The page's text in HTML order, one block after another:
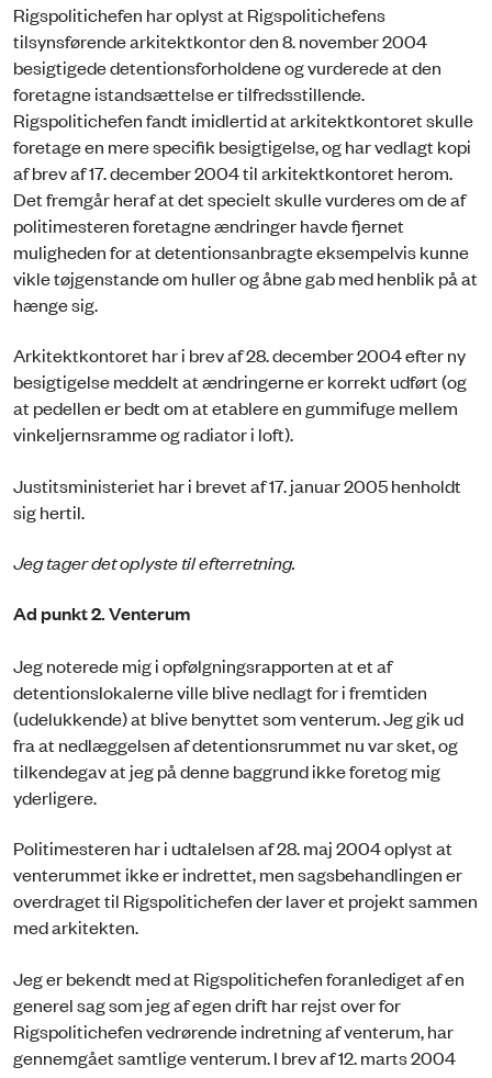
Rigspolitichefen har oplyst at Rigspolitichefens
tilsynsførende arkitektkontor den 8. november 2004
besigtigede detentionsforholdene og vurderede at den
foretagne istandsættelse er tilfredsstillende.
Rigspolitichefen fandt imidlertid at arkitektkontoret skulle
foretage en mere specifik besigtigelse, og har vedlagt kopi
af brev af 17. december 2004 til arkitektkontoret herom.
Det fremgår heraf at det specielt skulle vurderes om de af
politimesteren foretagne ændringer havde fjernet
muligheden for at detentionsanbragte eksempelvis kunne
vikle tøjgenstande om huller og åbne gab med henblik på at
hænge sig.
Arkitektkontoret har i brev af 28. december 2004 efter ny
besigtigelse meddelt at ændringerne er korrekt udført (og
at pedellen er bedt om at etablere en gummifuge mellem
vinkeljernsramme og radiator i loft).
Justitsministeriet har i brevet af 17. januar 2005 henholdt
sig hertil.
Jeg tager det oplyste til efterretning.
Ad punkt 2. Venterum
Jeg noterede mig i opfølgningsrapporten at et af
detentionslokalerne ville blive nedlagt for i fremtiden
(udelukkende) at blive benyttet som venterum. Jeg gik ud
fra at nedlæggelsen af detentionsrummet nu var sket, og
tilkendegav at jeg på denne baggrund ikke foretog mig
yderligere.
Politimesteren har i udtalelsen af 28. maj 2004 oplyst at
venterummet ikke er indrettet, men sagsbehandlingen er
overdraget til Rigspolitichefen der laver et projekt sammen
med arkitekten.
Jeg er bekendt med at Rigspolitichefen foranlediget af en
generel sag som jeg af egen drift har rejst over for
Rigspolitichefen vedrørende indretning af venterum, har
gennemgået samtlige venterum. I brev af 12. marts 2004